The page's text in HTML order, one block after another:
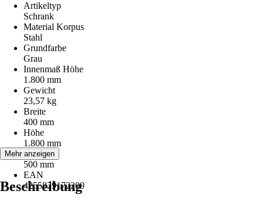
Artikeltyp
Schrank
Material Korpus
Stahl
Grundfarbe
Grau
Innenmaß Höhe
1.800 mm
Gewicht
23,57 kg
Breite
400 mm
Höhe
1.800 mm
Tiefe
500 mm
EAN
4255829172209
Mehr anzeigen
Beschreibung